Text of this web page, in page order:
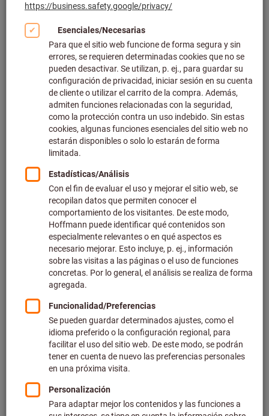
Haga clic para ampliar la imagen
Precio por 1 Unidad
más IVA en la tarifa actualGastos de envío no incluidos
Precios individuales para clientes empresariales después
iniciar sesión.
Cantidad mínima de pedido 3 unidades
Pasos del pedido: 3 unidades
Cantidad